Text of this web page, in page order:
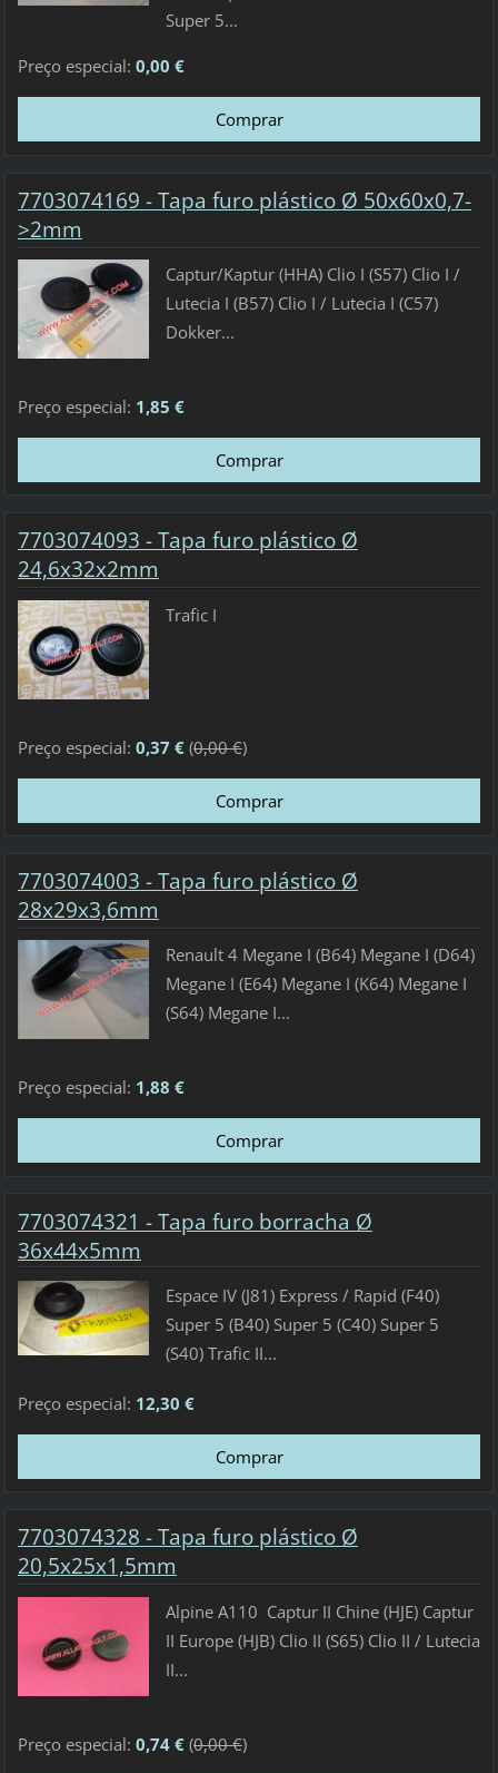
Super 5...
Preço especial: 0,00 €
7703074169 - Tapa furo plástico Ø 50x60x0,7-
>2mm
Captur/Kaptur (HHA) Clio I (S57) Clio I /
Lutecia I (B57) Clio I / Lutecia I (C57)
Dokker...
Preço especial: 1,85 €
7703074093 - Tapa furo plástico Ø
24,6x32x2mm
Trafic I
Preço especial: 0,37 €(0,00 €)
7703074003 - Tapa furo plástico Ø
28x29x3,6mm
Renault 4 Megane I (B64) Megane I (D64)
Megane I (E64) Megane I (K64) Megane I
(S64) Megane I...
Preço especial: 1,88 €
7703074321 - Tapa furo borracha Ø
36x44x5mm
Espace IV (J81) Express / Rapid (F40)
Super 5 (B40) Super 5 (C40) Super 5
(S40) Trafic II...
Preço especial: 12,30 €
7703074328 - Tapa furo plástico Ø
20,5x25x1,5mm
Alpine A110 Captur II Chine (HJE) Captur
II Europe (HJB) Clio II (S65) Clio II / Lutecia
II...
Preço especial: 0,74 €(0,00 €)